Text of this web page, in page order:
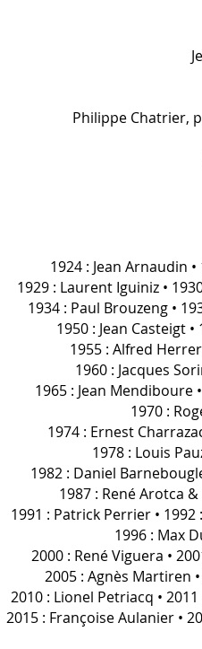
Philippe Chatrier,
1924 : Jean Arnaudin
1929 : Laurent Iguiniz •
1934 : Paul Brouzeng •
1950 : Jean Casteigt
1955 : Alfred
1960 : Jacques
1965 : Jean Mendiboure
1970 :
1974 : Ernest
1978 : Louis
1982 : Daniel
1987 : René Arotca
1991 : Patrick Perrier • 1992
1996 : Max
2000 : René Viguera •
2005 : Agnès Martiren
2010 : Lionel Petriacq •
2015 : Françoise Aulanier •